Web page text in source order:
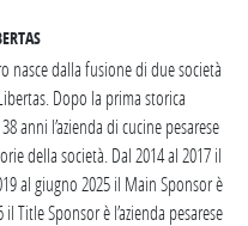
nasce dalla fusione di due società
Dopo la prima storica
anni l’azienda di cucine pesarese
della società. Dal 2014 al 2017 il
al giugno 2025 il Main Sponsor è
Title Sponsor è l’azienda pesarese